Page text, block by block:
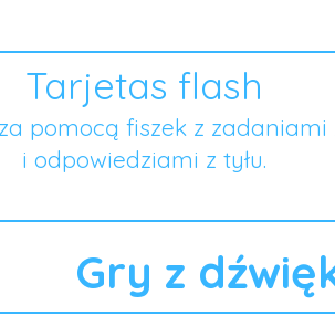
Tarjetas flash
pomocą fiszek z zadaniami
i odpowiedziami z tyłu.
Gry z